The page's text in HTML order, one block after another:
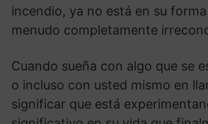
incendio, ya no está en su
menudo completamente
Cuando sueña con algo que se
o incluso con usted mismo en
significar que está